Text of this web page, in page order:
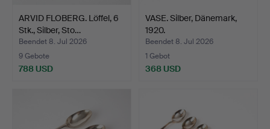
ARVID FLOBERG. Löffel, 6
Stk., Silber, Sto…
Beendet 8. Jul 2026
9 Gebote
788 USD
VASE. Silber, Dänemark,
1920.
Beendet 8. Jul 2026
1 Gebot
368 USD